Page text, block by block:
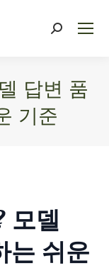
답변 품
기준
모델
는 쉬운